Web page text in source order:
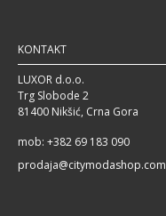
KONTAKT
LUXOR d.o.o.
Trg Slobode 2
81400 Nikšić, Crna Gora
mob: +382 69 183 090
prodaja@citymodashop.com